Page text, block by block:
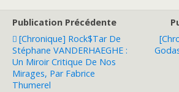
Publication Précédente
[Chronique] Rock$tar De
Stéphane VANDERHAEGHE :
Un Miroir Critique De Nos
Mirages, Par Fabrice
Thumerel